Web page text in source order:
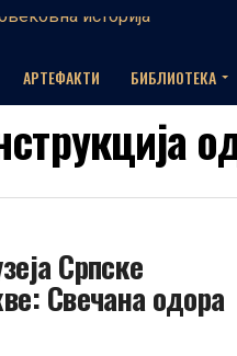
АРТЕФАКТИ БИБЛИОТЕКА
Српске
Свечана одора